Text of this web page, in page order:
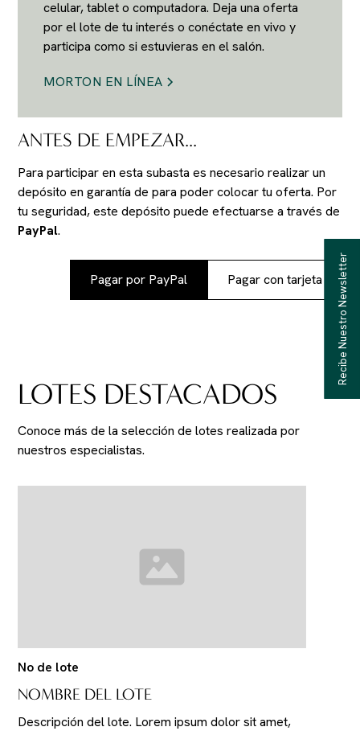
celular, tablet o computadora. Deja una oferta
por el lote de tu interés o conéctate en vivo y
participa como si estuvieras en el salón.
MORTON EN LÍNEA
ANTES DE EMPEZAR...
Para participar en esta subasta es necesario realizar un
depósito en garantía depara poder colocar tu oferta. Por
tu seguridad, este depósito puede efectuarse a través de
PayPal.
Pagar por PayPal Pagar con tarjeta
LOTES DESTACADOS
Conoce más de la selección de lotes realizada por
nuestros especialistas.
No de lote
NOMBRE DEL LOTE
Descripción del lote. Lorem ipsum dolor sit amet,
Recibe Nuestro Newsletter